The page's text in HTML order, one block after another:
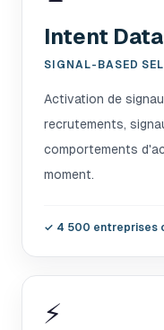
Intent Data
SIGNAL-BASED
Activation de
recrutements,
comportements
moment.
✓ 4 500 entreprises
⚡